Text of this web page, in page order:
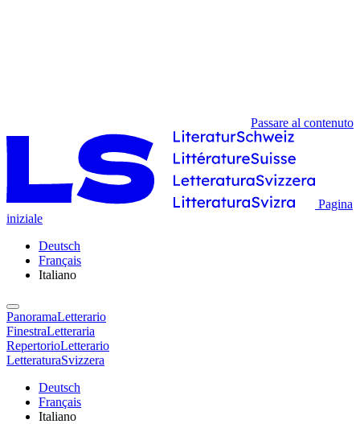
Passare al contenuto
Pagina
iniziale
Deutsch
Français
Italiano
PanoramaLetterario
FinestraLetteraria
RepertorioLetterario
LetteraturaSvizzera
Deutsch
Français
Italiano